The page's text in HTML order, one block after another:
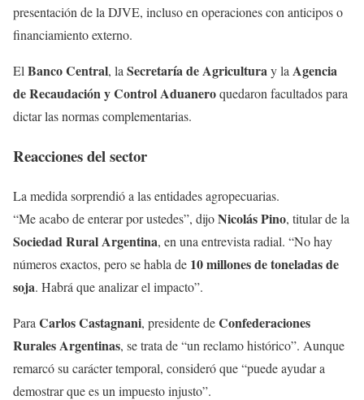
presentación de la DJVE, incluso en operaciones con anticipos o
financiamiento externo.
ElBanco Central, laSecretaría de Agriculturay laAgencia
de Recaudación y Control Aduaneroquedaron facultados para
dictar las normas complementarias.
Reacciones del sector
La medida sorprendió a las entidades agropecuarias.
“Me acabo de enterar por ustedes”, dijoNicolás Pino, titular de la
Sociedad Rural Argentina, en una entrevista radial. “No hay
números exactos, pero se habla de 10 millones de toneladas de
soja. Habrá que analizar el impacto”.
Para Carlos Castagnani, presidente deConfederaciones
Rurales Argentinas, se trata de “un reclamo histórico”. Aunque
remarcó su carácter temporal, consideró que “puede ayudar a
demostrar que es un impuesto injusto”.